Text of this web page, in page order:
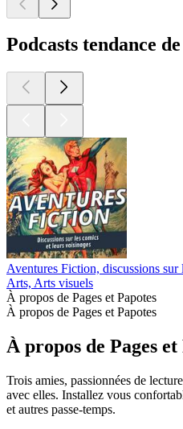
Podcasts tendance
Aventures Fiction, discussions sur
Arts, Arts visuels
À propos de Pages et Papotes
À propos de Pages et Papotes
À propos de Pages et
Trois amies, passionnées de
avec elles. Installez vous
et autres passe-temps.